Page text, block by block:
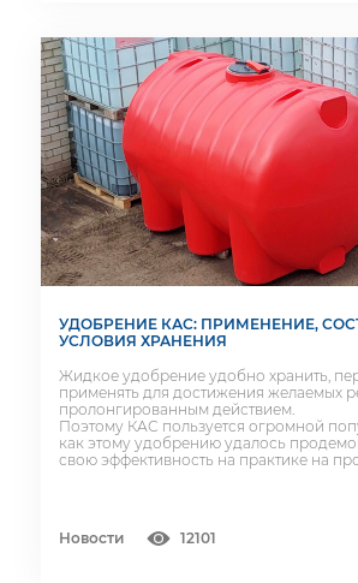
УДОБРЕНИЕ КАС: ПРИМЕНЕНИЕ,
УСЛОВИЯ ХРАНЕНИЯ
Жидкое удобрение удобно хранить,
применять для достижения желаемых
пролонгированным действием.
Поэтому КАС пользуется огромной
как этому удобрению удалось
свою эффективность на практике на
Новости 12101